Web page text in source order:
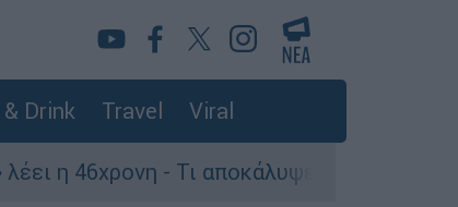
Drink Travel Viral
- Τι αποκάλυψε στους αστυνομικούς